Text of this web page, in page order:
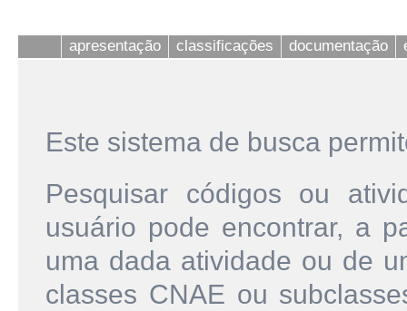
apresentação classificações documentação
Este sistema de busca
Pesquisar códigos ou
usuário pode encontrar, a
uma dada atividade ou de
classes CNAE ou